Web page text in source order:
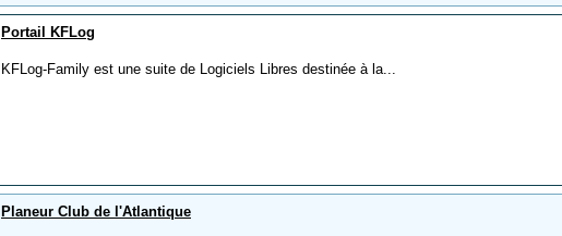
Portail KFLog
KFLog-Family est une suite de Logiciels Libres destinée à la...
Planeur Club de l'Atlantique